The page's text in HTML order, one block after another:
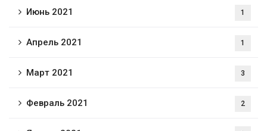
Июнь 2021 1
Апрель 2021 1
Март 2021 3
Февраль 2021 2